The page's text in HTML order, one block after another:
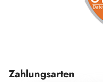
Zahlungsarten